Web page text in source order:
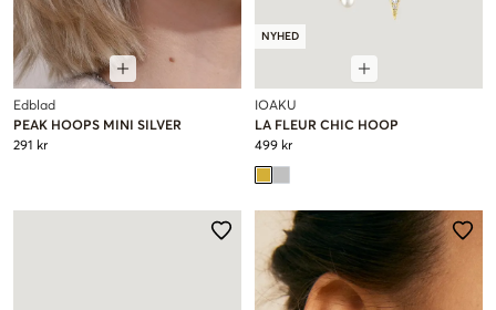
Edblad
PEAK HOOPS MINI SILVER
291 kr
NYHED
IOAKU
LA FLEUR CHIC HOOP
499 kr